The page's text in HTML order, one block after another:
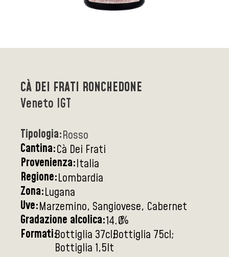
CÀ DEI FRATI RONCHEDONE
Veneto IGT
Tipologia:Rosso
Cantina:Cà Dei Frati
Provenienza:Italia
Regione:Lombardia
Zona:Lugana
Uve:Marzemino, Sangiovese, Cabernet
Gradazione alcolica:14.0%
Formati:Bottiglia 37clBottiglia 75cl
Bottiglia 1,5lt